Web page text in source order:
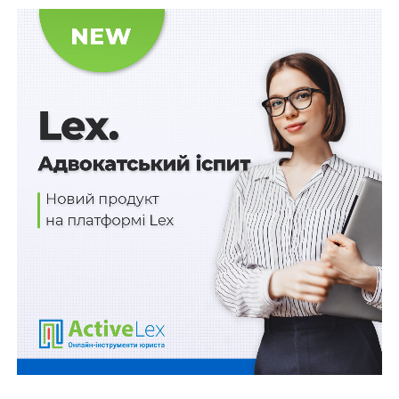
Крім того, СБУ заочно повідомила про підозру
«заступнику начальника поліції» Білокуракинського
відділу «мвс рф» та очільниці «міграційного»
підрозділу у Ровеньках.
За службу в незаконних «правоохоронних органах» на
окупованій території фігурантам загрожує до 15 років
тюрми з конфіскацією майна (ч. 7 ст. 111-1
Кримінального кодексу України).
Слідчі дії проводять співробітники ГУ СБУ в
Донецькій та Луганській областях за процесуального
керівництва Луганської обласної прокуратури.
Пресслужба СБУ в Луганській області